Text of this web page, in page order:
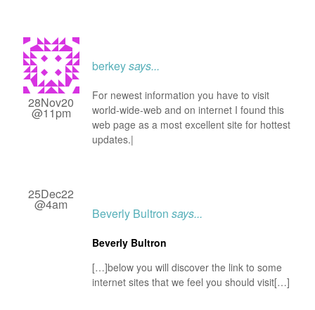
28Nov20
@11pm
berkeysays...
For newest information you have to visit
world-wide-web and on internet I found this
web page as a most excellent site for hottest
updates.|
25Dec22
@4am
Beverly Bultron says...
Beverly Bultron
[…]below you will discover the link to some
internet sites that we feel you should visit[…]